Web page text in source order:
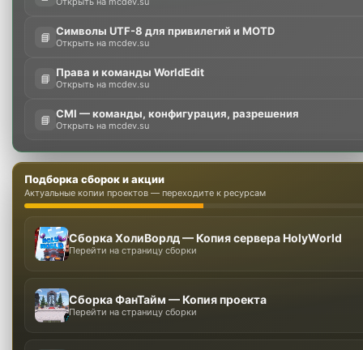
📘 Символы UTF-8 для привилегий и MOTD
Открыть на mcdev.su
📘 Права и команды WorldEdit
Открыть на mcdev.su
📘 CMI — команды, конфигурация, разрешения
Открыть на mcdev.su
Подборка сборок и акции
Актуальные копии проектов — переходите к ресурсам
Сборка ХолиВорлд — Копия сервера HolyWorld
Перейти на страницу сборки
Сборка ФанТайм — Копия проекта
Перейти на страницу сборки